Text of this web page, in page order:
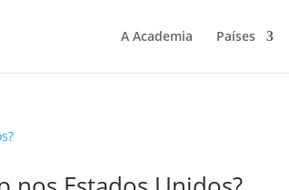
A Academia Países